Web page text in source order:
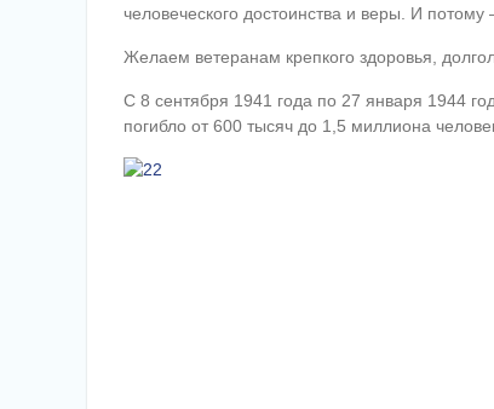
человеческого достоинства и веры. И
Желаем ветеранам крепкого здоровья,
С 8 сентября 1941 года по 27 января 1944
погибло от 600 тысяч до 1,5 миллиона
2